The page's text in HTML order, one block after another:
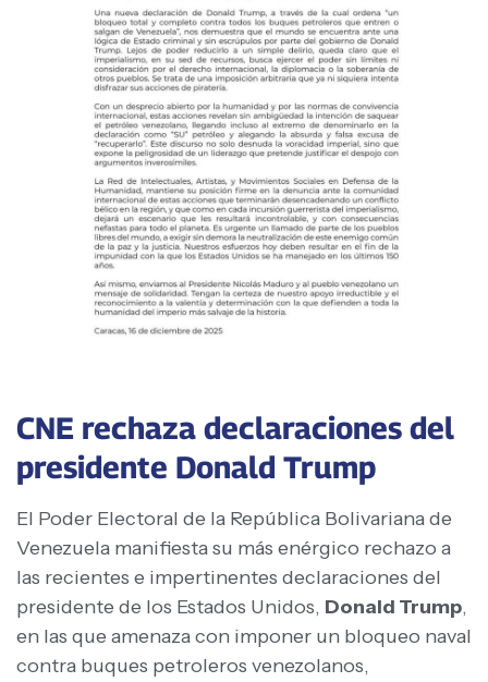
CNE rechaza declaraciones del
presidente Donald Trump
El Poder Electoral de la República Bolivariana de
Venezuela manifiesta su más enérgico rechazo a
las recientes e impertinentes declaraciones del
presidente de los Estados Unidos, Donald Trump,
en las que amenaza con imponer un bloqueo naval
contra buques petroleros venezolanos,